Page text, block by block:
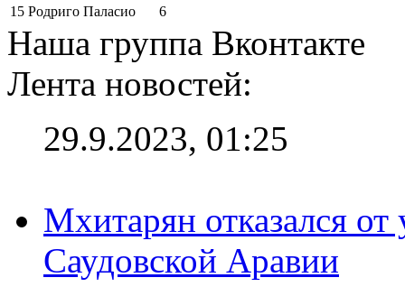
15 Родриго Паласио 6
Наша группа Вконтакте
Лента новостей:
29.9.2023, 01:25
Мхитарян отказался от
Саудовской Аравии